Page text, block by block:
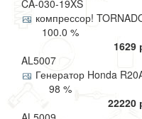
CA-030-19XS
компрессор!
100.0 %
1629
AL5007
Генератор Honda
98 %
22220